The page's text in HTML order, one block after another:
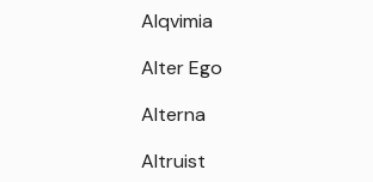
Alqvimia
Alter Ego
Alterna
Altruist